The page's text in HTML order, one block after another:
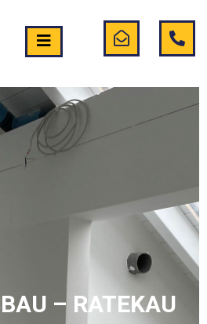
– RATEKAU